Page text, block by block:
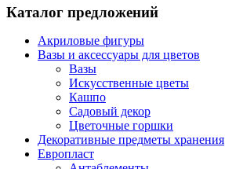
Каталог предложений
Акриловые фигуры
Вазы и аксессуары для цветов
Вазы
Искусственные цветы
Кашпо
Садовый декор
Цветочные горшки
Декоративные предметы хранения
Европласт